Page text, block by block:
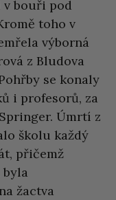
v bouři pod
toho v
výborná
z Bludova
se konaly
i profesorů, za
Úmrtí z
školu každý
přičemž
žactva